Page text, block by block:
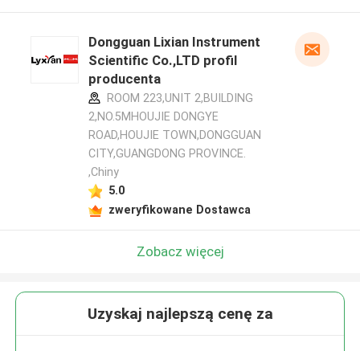
Dongguan Lixian Instrument
Scientific Co.,LTD profil
producenta
ROOM 223,UNIT 2,BUILDING
2,NO.5MHOUJIE DONGYE
ROAD,HOUJIE TOWN,DONGGUAN
CITY,GUANGDONG PROVINCE.
,Chiny
5.0
zweryfikowane Dostawca
Zobacz więcej
Uzyskaj najlepszą cenę za